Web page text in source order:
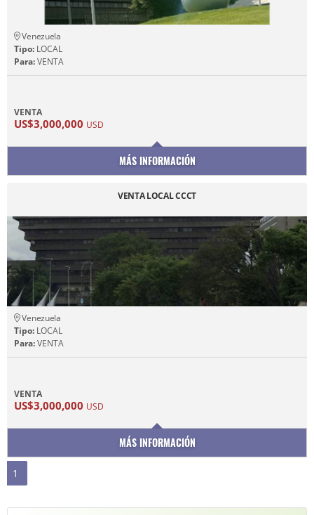
Venezuela
Tipo: LOCAL
Para:VENTA
VENTA
US$3,000,000 USD
MÁS INFORMACIÓN
VENTA LOCAL CCCT
Venezuela
Tipo: LOCAL
Para:VENTA
VENTA
US$3,000,000 USD
MÁS INFORMACIÓN
1